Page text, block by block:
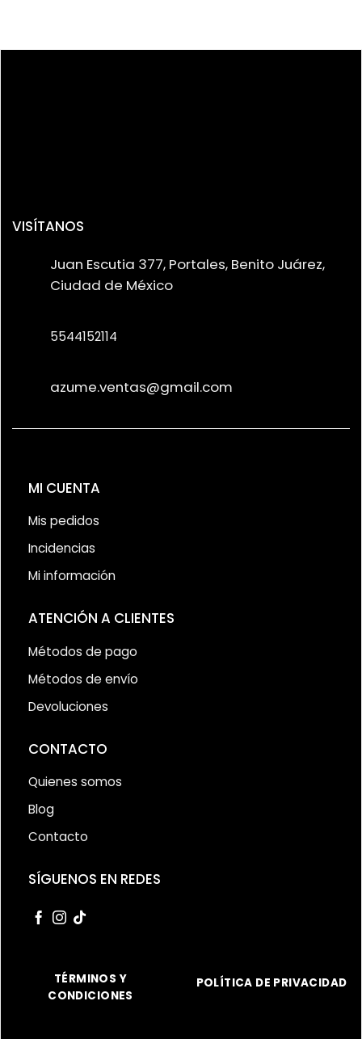
VISÍTANOS
Juan Escutia 377, Portales, Benito Juárez,
Ciudad de México
5544152114
azume.ventas@gmail.com
MI CUENTA
Mis pedidos
Incidencias
Mi información
ATENCIÓN A CLIENTES
Métodos de pago
Métodos de envío
Devoluciones
CONTACTO
Quienes somos
Blog
Contacto
SÍGUENOS EN REDES
TÉRMINOS Y
CONDICIONES
POLÍTICA DE PRIVACIDAD